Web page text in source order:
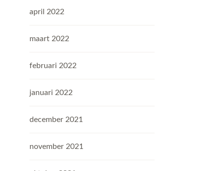
april 2022
maart 2022
februari 2022
januari 2022
december 2021
november 2021